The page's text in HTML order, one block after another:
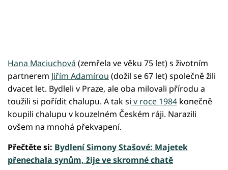
Hana Maciuchová (zemřela ve věku 75 let) s životním
partnerem Jiřím Adamírou (dožil se 67 let) společně žili
dvacet let. Bydleli v Praze, ale oba milovali přírodu a
toužili si pořídit chalupu. A tak si v roce 1984 konečně
koupili chalupu v kouzelném Českém ráji. Narazili
ovšem na mnohá překvapení.
Přečtěte si: Bydlení Simony Stašové: Majetek
přenechala synům, žije ve skromné chatě